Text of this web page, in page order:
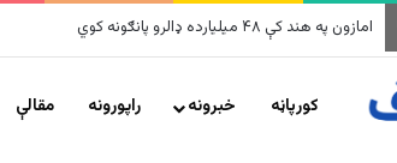
امازون په هند کې ۴۸ میلیارده ډالرو پانګونه کوي
کورپاڼه خبرونه راپورونه مقالې